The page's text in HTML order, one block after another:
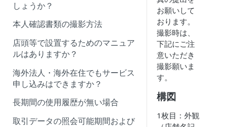
領収書発行(Optional)について
消費税設定(Optional)について
注文メモ機能について
決済機能の請求書決済について
ついて
smart one Shopのインストール
について
しょうか？
本人確認書類の撮影方法
店頭等で設置するためのマニュア
ルはありますか？
海外法人・海外在住でもサービス
申し込みはできますか？
長期間の使用履歴が無い場合
取引データの照会可能期間および
お願いして
おります。
撮影時は、
下記にご注
意いただき
撮影願いま
す。
構図
1枚目：外観